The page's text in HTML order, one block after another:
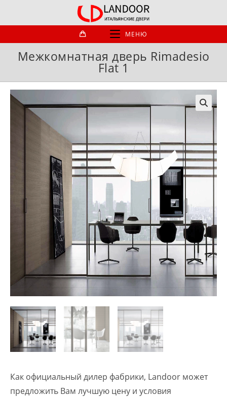
МЕНЮ
Межкомнатная дверь Rimadesio
Flat 1
Как официальный дилер фабрики, Landoor может
предложить Вам лучшую цену и условия